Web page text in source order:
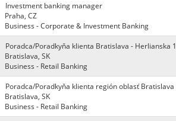
Investment banking manager
Praha, CZ
Business - Corporate & Investment Banking
Poradca/Poradkyňa klienta Bratislava - Herlianska 1
Bratislava, SK
Business - Retail Banking
Poradca/Poradkyňa klienta región oblasť Bratislava
Bratislava, SK
Business - Retail Banking